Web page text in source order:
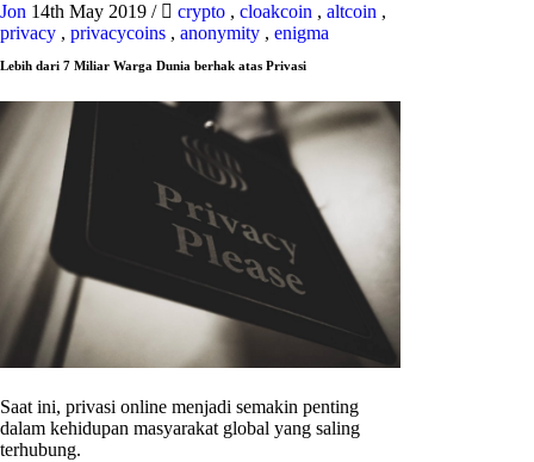
Jon 14th May 2019 / crypto , cloakcoin , altcoin ,
privacy , privacycoins , anonymity , enigma
Lebih dari 7 Miliar Warga Dunia berhak atas Privasi
Saat ini, privasi online menjadi semakin penting
dalam kehidupan masyarakat global yang saling
terhubung.